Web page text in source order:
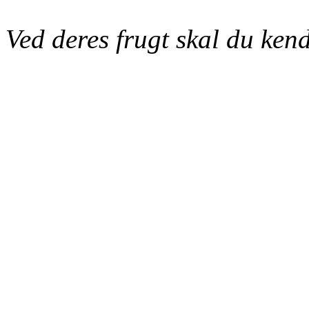
Ved deres frugt skal du